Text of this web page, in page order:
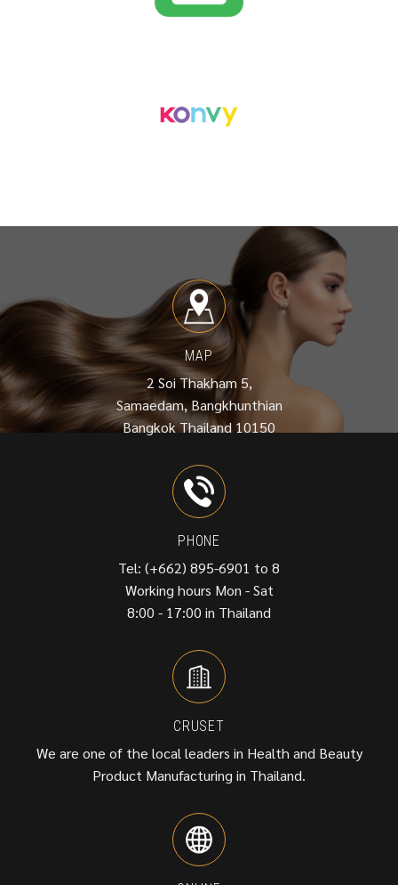
MAP
2 Soi Thakham 5,
Samaedam, Bangkhunthian
Bangkok Thailand 10150
PHONE
Tel: (+662) 895-6901 to 8
Working hours Mon - Sat
8:00 - 17:00 in Thailand
CRUSET
We are one of the local leaders in Health and Beauty
Product Manufacturing in Thailand.